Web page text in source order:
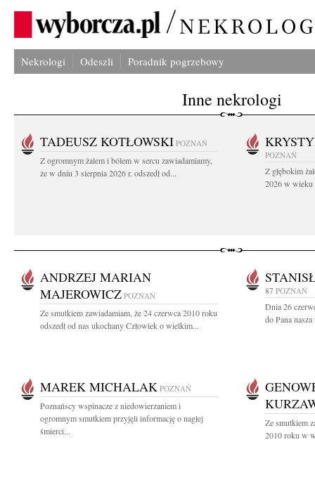
Nekrologi Odeszli Poradnik pogrzebowy
Inne nekrologi
TADEUSZ KOTŁOWSKI POZNAŃ
Z ogromnym żalem i bólem w sercu zawiadamiamy,
że w dniu 3 sierpnia 2026 r. odszedł od...
POZNAŃ
Z głębokim
2026 w wieku
ANDRZEJ MARIAN
MAJEROWICZ POZNAŃ
Ze smutkiem zawiadamiam, że 24 czerwca 2010 roku
odszedł od nas ukochany Człowiek o wielkim...
87 POZNAŃ
Dnia 26
do Pana
MAREK MICHALAK POZNAŃ
Poznańscy wspinacze z niedowierzaniem i
ogromnym smutkiem przyjęli informację o nagłej
śmierci...
Ze smutkiem
2010 roku w